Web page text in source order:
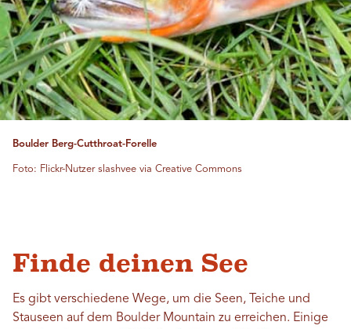
Boulder Berg-Cutthroat-Forelle
Foto: Flickr-Nutzer slashvee via Creative Commons
Finde deinen See
Es gibt verschiedene Wege, um die Seen, Teiche und
Stauseen auf dem Boulder Mountain zu erreichen. Einige